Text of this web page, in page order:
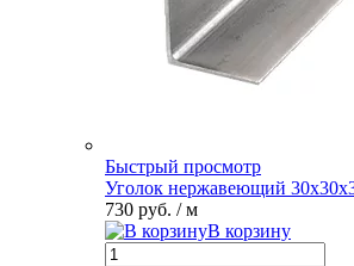
Быстрый просмотр
Уголок нержавеющий
730 руб. / м
В корзину